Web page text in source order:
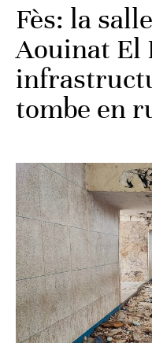
Fès: la
Aouinat El
tombe en